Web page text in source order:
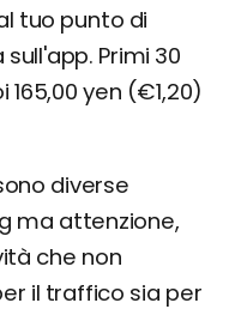
tuo punto di
Primi 30
165,00 yen (€1,20)
diverse
ma attenzione,
che non
il traffico sia per